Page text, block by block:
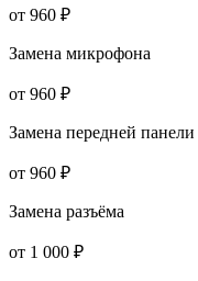
от 960 ₽
Замена микрофона
от 960 ₽
Замена передней панели
от 960 ₽
Замена разъёма
от 1 000 ₽